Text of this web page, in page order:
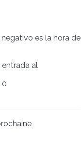
es la hora de
al
0